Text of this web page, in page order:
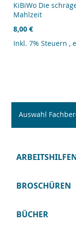
KiBiWo Die
Mahlzeit
8,00 €
Inkl. 7% Steuern ,
Auswahl
BROSCHÜREN
BÜCHER